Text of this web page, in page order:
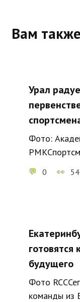
Вам
Урал
Фото:
0 54
готовятся
будущего
Фото
команды из